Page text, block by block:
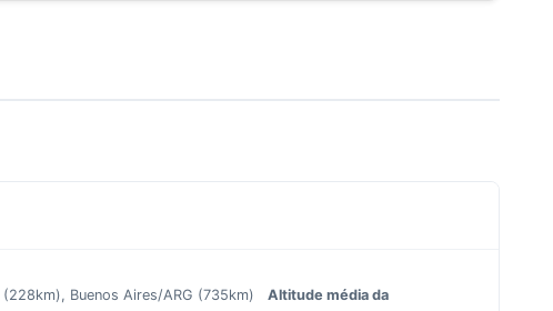
(228km), Buenos Aires/ARG (735km)Altitude média da